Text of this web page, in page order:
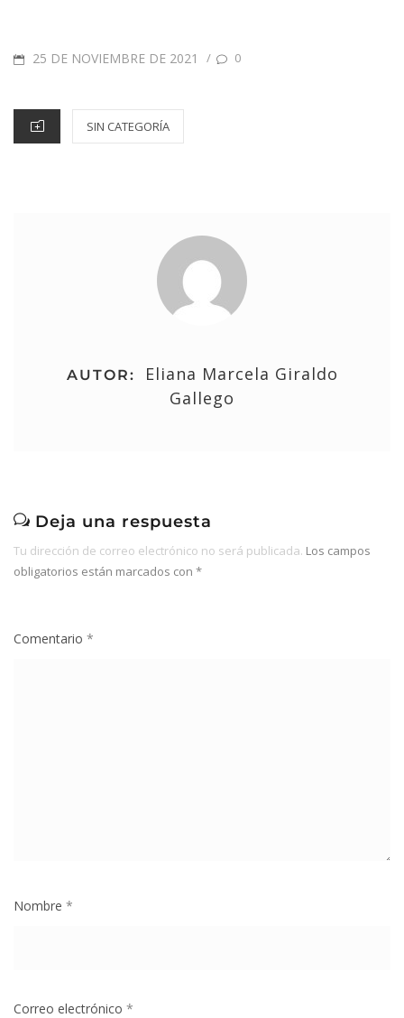
25 DE NOVIEMBRE DE 2021 / 0
SIN CATEGORÍA
AUTOR:
Eliana Marcela Giraldo
Gallego
Deja una respuesta
Tu dirección de correo electrónico no será publicada. Los campos
obligatorios están marcados con *
Comentario *
Nombre *
Correo electrónico *